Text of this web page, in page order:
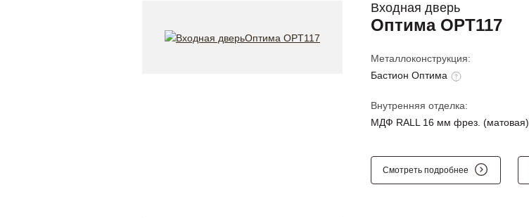
Входная дверь
Оптима OPT117
Металлоконструкция:
Бастион Оптима
Внутренняя отделка:
МДФ RALL 16 мм фрез. (матовая)
Смотреть подробнее